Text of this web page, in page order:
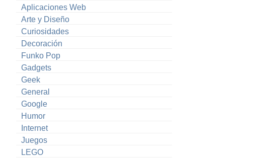
Aplicaciones Web
Arte y Diseño
Curiosidades
Decoración
Funko Pop
Gadgets
Geek
General
Google
Humor
Internet
Juegos
LEGO